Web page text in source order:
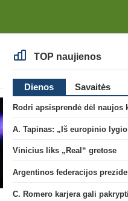
TOP naujienos
Dienos Savaitės
Vinicius liks „Real“ gretose